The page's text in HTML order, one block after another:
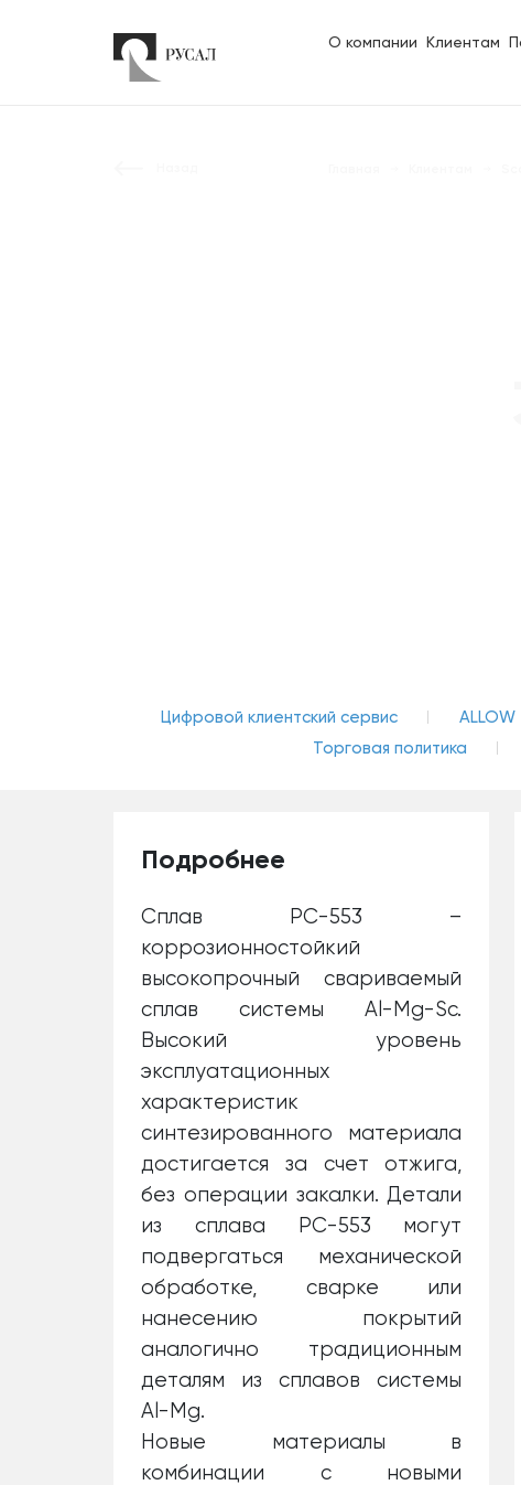
О компании Клиентам
Цифровой клиентский сервис ALLOW
Торговая политика
Подробнее
Сплав РС-553 –
коррозионностойкий
высокопрочный свариваемый
сплав системы Al-Mg-Sc.
Высокий уровень
эксплуатационных
характеристик
синтезированного материала
достигается за счет отжига,
без операции закалки. Детали
из сплава РС-553 могут
подвергаться механической
обработке, сварке или
нанесению покрытий
аналогично традиционным
деталям из сплавов системы
Al-Mg.
Новые материалы в
комбинации с новыми